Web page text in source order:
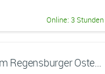
Online: 3 Stunden
Einzimmerwohnung mit Balkon im Regensburger Osten (Candis)